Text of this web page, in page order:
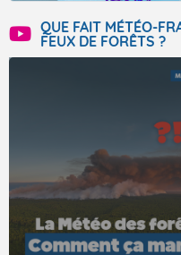
QUE FAIT MÉTÉO-
FEUX DE FORÊTS ?